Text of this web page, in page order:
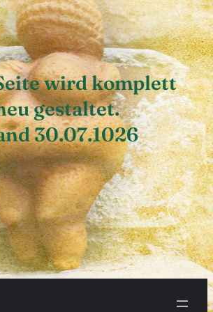
wird komplett
gestaltet.
30.07.1026